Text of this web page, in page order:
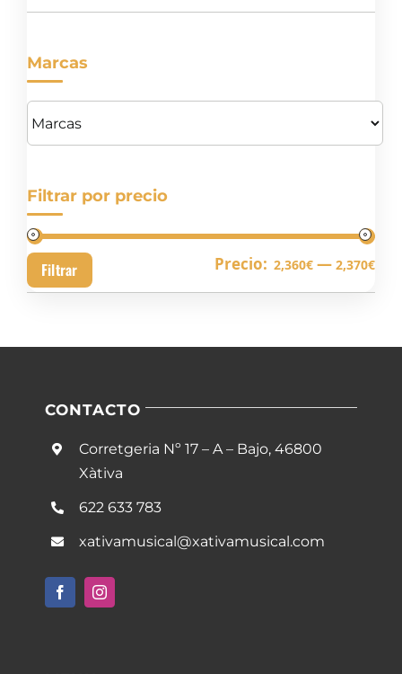
Marcas
Filtrar por precio
Filtrar Precio: 2,360€ — 2,370€
CONTACTO
Corretgeria Nº 17 – A – Bajo, 46800
Xàtiva
622 633 783
xativamusical@xativamusical.com